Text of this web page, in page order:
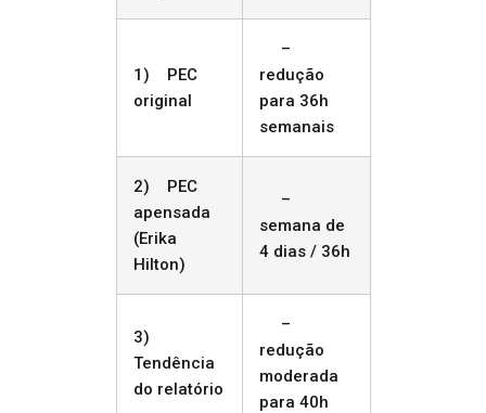
1) PEC
original
–
redução
para 36h
semanais
2) PEC
apensada
(Erika
Hilton)
–
semana de
4 dias / 36h
3)
Tendência
do relatório
–
redução
moderada
para 40h